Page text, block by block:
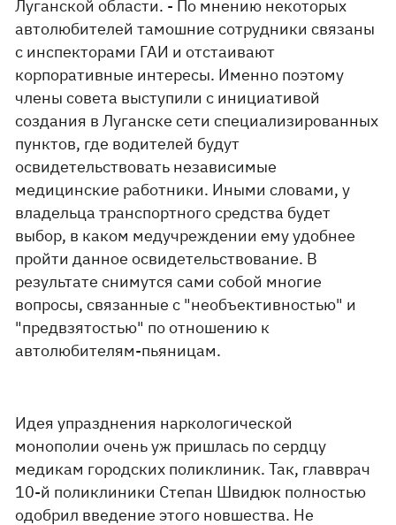
Луганской области. - По мнению некоторых
автолюбителей тамошние сотрудники связаны
с инспекторами ГАИ и отстаивают
корпоративные интересы. Именно поэтому
члены совета выступили с инициативой
создания в Луганске сети специализированных
пунктов, где водителей будут
освидетельствовать независимые
медицинские работники. Иными словами, у
владельца транспортного средства будет
выбор, в каком медучреждении ему удобнее
пройти данное освидетельствование. В
результате снимутся сами собой многие
вопросы, связанные с "необъективностью" и
"предвзятостью" по отношению к
автолюбителям-пьяницам.
Идея упразднения наркологической
монополии очень уж пришлась по сердцу
медикам городских поликлиник. Так, главврач
10-й поликлиники Степан Швидюк полностью
одобрил введение этого новшества. Не